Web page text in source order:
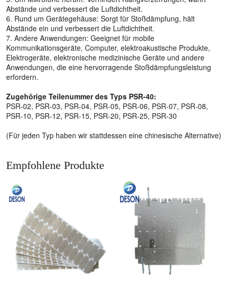
Abstände und verbessert die Luftdichtheit.
6. Rund um Gerätegehäuse: Sorgt für Stoßdämpfung, hält
Abstände ein und verbessert die Luftdichtheit.
7. Andere Anwendungen: Geeignet für mobile
Kommunikationsgeräte, Computer, elektroakustische Produkte,
Elektrogeräte, elektronische medizinische Geräte und andere
Anwendungen, die eine hervorragende Stoßdämpfungsleistung
erfordern.
Zugehörige Teilenummer des Typs PSR-40:
PSR-02, PSR-03, PSR-04, PSR-05, PSR-06, PSR-07, PSR-08,
PSR-10, PSR-12, PSR-15, PSR-20, PSR-25, PSR-30
(Für jeden Typ haben wir stattdessen eine chinesische Alternative)
Empfohlene Produkte